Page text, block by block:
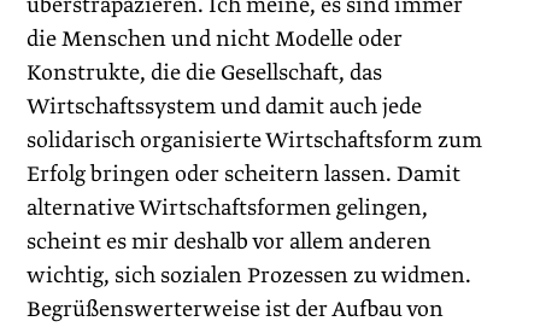
die Menschen und nicht Modelle oder
Konstrukte, die die Gesellschaft, das
Wirtschaftssystem und damit auch jede
solidarisch organisierte Wirtschaftsform zum
Erfolg bringen oder scheitern lassen. Damit
alternative Wirtschaftsformen gelingen,
scheint es mir deshalb vor allem anderen
wichtig, sich sozialen Prozessen zu widmen.
Begrüßenswerterweise ist der Aufbau von